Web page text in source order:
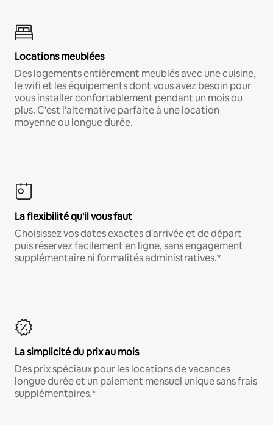
Locations meublées
Des logements entièrement meublés avec une cuisine,
le wifi et les équipements dont vous avez besoin pour
vous installer confortablement pendant un mois ou
plus. C'est l'alternative parfaite à une location
moyenne ou longue durée.
La flexibilité qu'il vous faut
Choisissez vos dates exactes d'arrivée et de départ
puis réservez facilement en ligne, sans engagement
supplémentaire ni formalités administratives.*
La simplicité du prix au mois
Des prix spéciaux pour les locations de vacances
longue durée et un paiement mensuel unique sans frais
supplémentaires.*